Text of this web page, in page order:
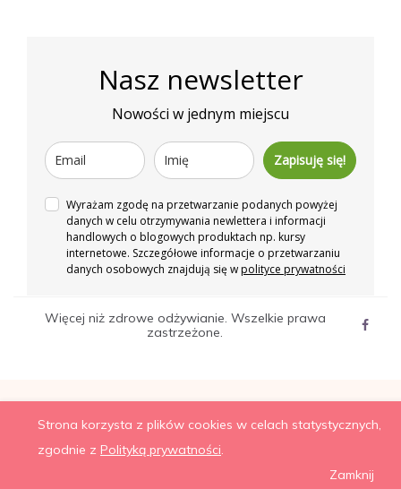
Nasz newsletter
Nowości w jednym miejscu
Zapisuję się!
Wyrażam zgodę na przetwarzanie podanych powyżej
danych w celu otrzymywania newlettera i informacji
handlowych o blogowych produktach np. kursy
internetowe. Szczegółowe informacje o przetwarzaniu
danych osobowych znajdują się wpolityce prywatności
Więcej niż zdrowe odżywianie. Wszelkie prawa
zastrzeżone.
Strona korzysta z plików cookies w celach statystycznych,
zgodnie z Polityką prywatności.
Zamknij